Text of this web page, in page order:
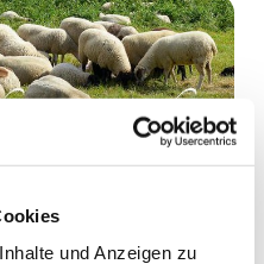
und Anzeigen zu
durch die Nutzerinnen und